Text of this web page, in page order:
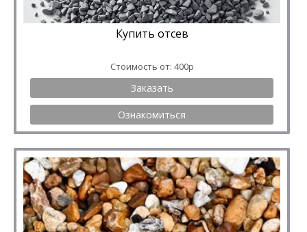
Купить отсев
Стоимость от: 400р
Заказать
Ознакомиться